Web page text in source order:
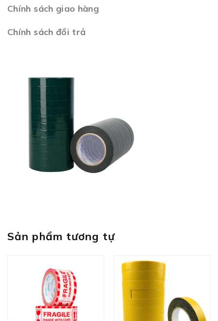
Chính sách giao hàng
Chính sách đổi trả
Sản phẩm tương tự